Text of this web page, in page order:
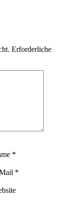
Erforderliche
*
*